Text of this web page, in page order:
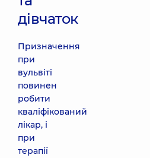
дівчаток
Призначення
при
вульвіті
повинен
робити
кваліфікований
лікар, і
при
терапії